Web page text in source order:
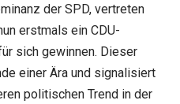
der SPD, vertreten
erstmals ein CDU-
sich gewinnen. Dieser
einer Ära und signalisiert
politischen Trend in der